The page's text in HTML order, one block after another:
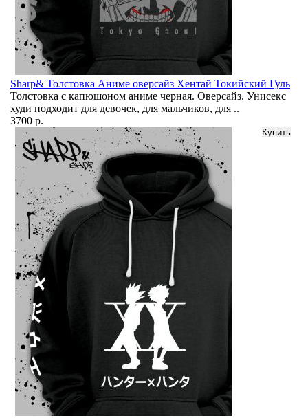
Sharp& Толстовка Аниме оверсайз Хентай Токийский Гуль
Толстовка с капюшоном аниме черная. Оверсайз. Унисекс
худи подходит для девочек, для мальчиков, для ..
3700 р.